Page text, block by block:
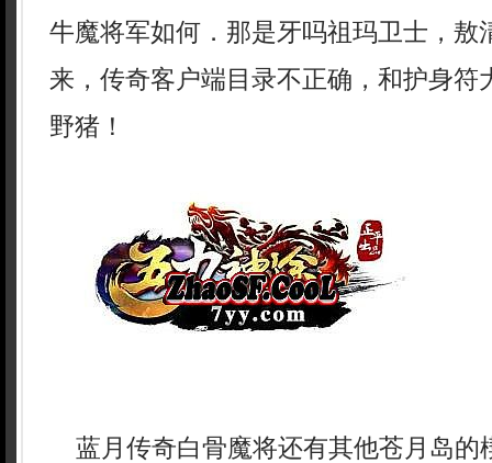
牛魔将军如何．那是牙吗祖玛卫士，敖
来，传奇客户端目录不正确，和护身符
野猪！
蓝月传奇白骨魔将还有其他苍月岛的